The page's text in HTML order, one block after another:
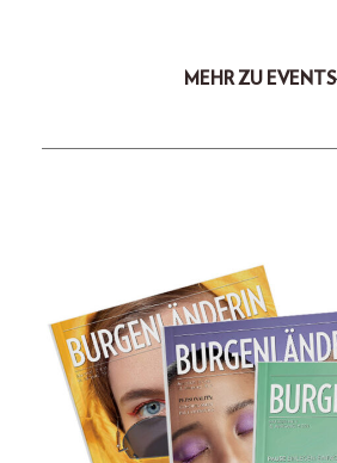
MEHR ZU EVENTS